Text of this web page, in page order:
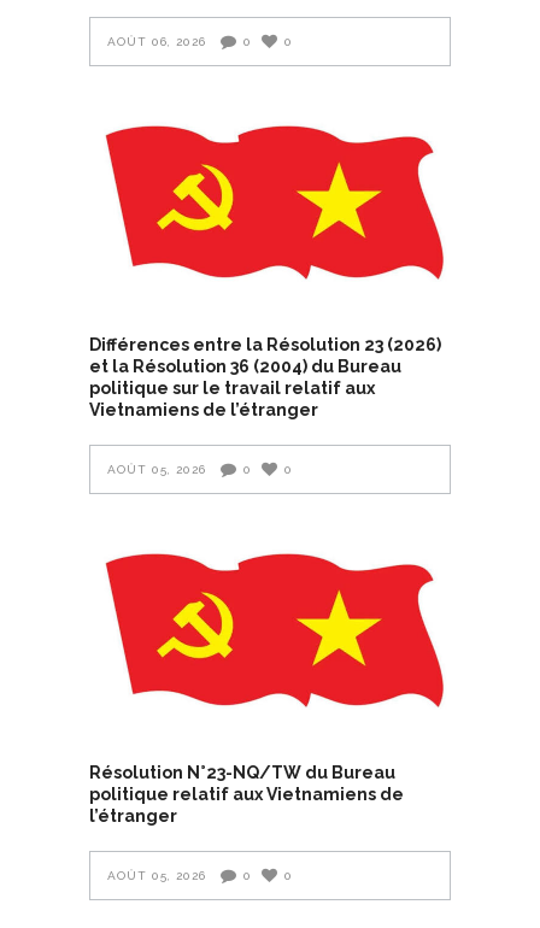
AOÛT 06, 2026 0 0
Différences entre la Résolution 23 (2026)
et la Résolution 36 (2004) du Bureau
politique sur le travail relatif aux
Vietnamiens de l’étranger
AOÛT 05, 2026 0 0
Résolution N°23-NQ/TW du Bureau
politique relatif aux Vietnamiens de
l’étranger
AOÛT 05, 2026 0 0